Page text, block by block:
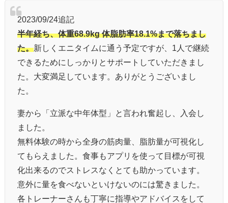
2023/09/24追記
半年経ち、体重68.9kg 体脂肪率18.1%まで落ちまし
た。新しくエニタイムに通う予定ですが、1人で継続
できるためにしっかりとサポートしていただきまし
た。大変満足しています。ありがとうございまし
た。
妻から「立派な中年体型」と言われ奮起し、入会し
ました。
無料体験の時から全身の筋肉量、脂肪量が可視化し
てもらえました。食事もアプリを使って目標が可視
化出来るのでストレスなくとても助かっています。
意外に量を食べないといけないのには驚きました。
各トレーナーさんも丁寧に指導やアドバイスをして